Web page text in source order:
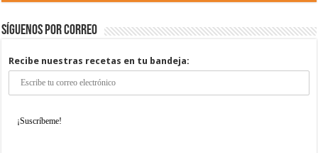
Síguenos por correo
Recibe nuestras recetas en tu bandeja: